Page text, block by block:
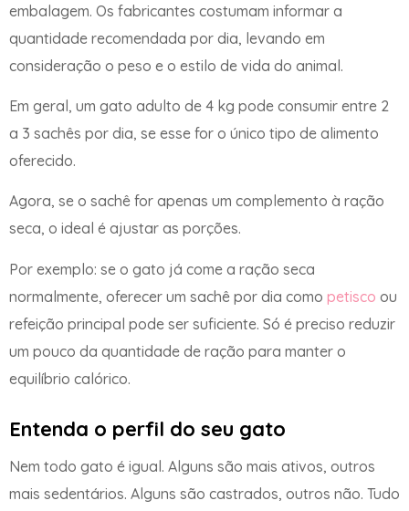
embalagem. Os fabricantes costumam informar a
quantidade recomendada por dia, levando em
consideração o peso e o estilo de vida do animal.
Em geral, um gato adulto de 4 kg pode consumir entre 2
a 3 sachês por dia, se esse for o único tipo de alimento
oferecido.
Agora, se o sachê for apenas um complemento à ração
seca, o ideal é ajustar as porções.
Por exemplo: se o gato já come a ração seca
normalmente, oferecer um sachê por dia como petisco ou
refeição principal pode ser suficiente. Só é preciso reduzir
um pouco da quantidade de ração para manter o
equilíbrio calórico.
Entenda o perfil do seu gato
Nem todo gato é igual. Alguns são mais ativos, outros
mais sedentários. Alguns são castrados, outros não. Tudo